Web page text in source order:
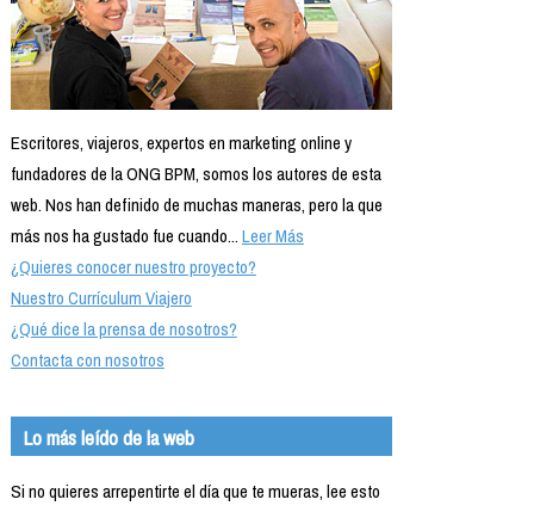
Escritores, viajeros, expertos en marketing online y
fundadores de la ONG BPM, somos los autores de esta
web. Nos han definido de muchas maneras, pero la que
más nos ha gustado fue cuando...Leer Más
¿Quieres conocer nuestro proyecto?
Nuestro Currículum Viajero
¿Qué dice la prensa de nosotros?
Contacta con nosotros
Lo más leído de la web
Si no quieres arrepentirte el día que te mueras, lee esto